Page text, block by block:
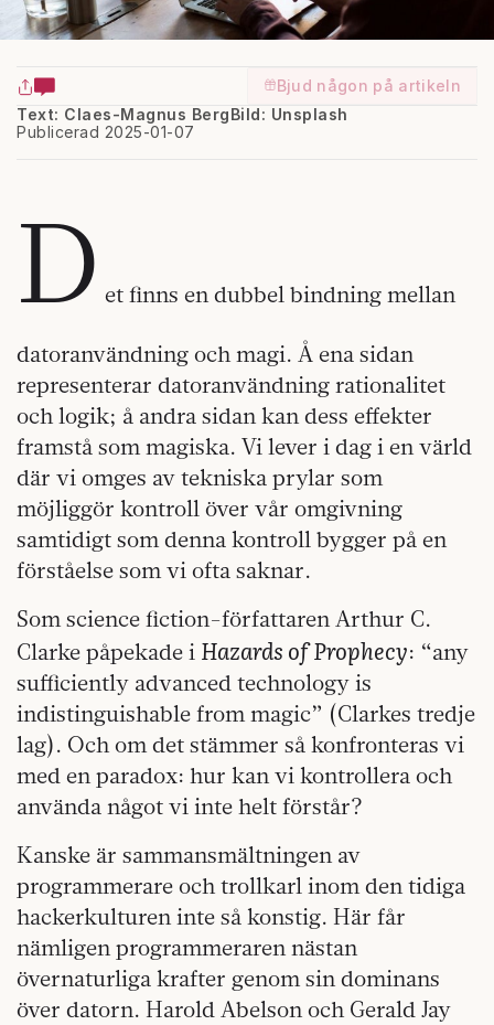
Bjud någon på artikeln
Text: Claes-Magnus Berg
Publicerad 2025-01-07
Bild: Unsplash
D et finns en dubbel bindning mellan
datoranvändning och magi. Å ena sidan
representerar datoranvändning rationalitet
och logik; å andra sidan kan dess effekter
framstå som magiska. Vi lever i dag i en värld
där vi omges av tekniska prylar som
möjliggör kontroll över vår omgivning
samtidigt som denna kontroll bygger på en
förståelse som vi ofta saknar.
Som science fiction-författaren Arthur C.
Clarke påpekade i Hazards of Prophecy: “any
sufficiently advanced technology is
indistinguishable from magic” (Clarkes tredje
lag). Och om det stämmer så konfronteras vi
med en paradox: hur kan vi kontrollera och
använda något vi inte helt förstår?
Kanske är sammansmältningen av
programmerare och trollkarl inom den tidiga
hackerkulturen inte så konstig. Här får
nämligen programmeraren nästan
övernaturliga krafter genom sin dominans
över datorn. Harold Abelson och Gerald Jay